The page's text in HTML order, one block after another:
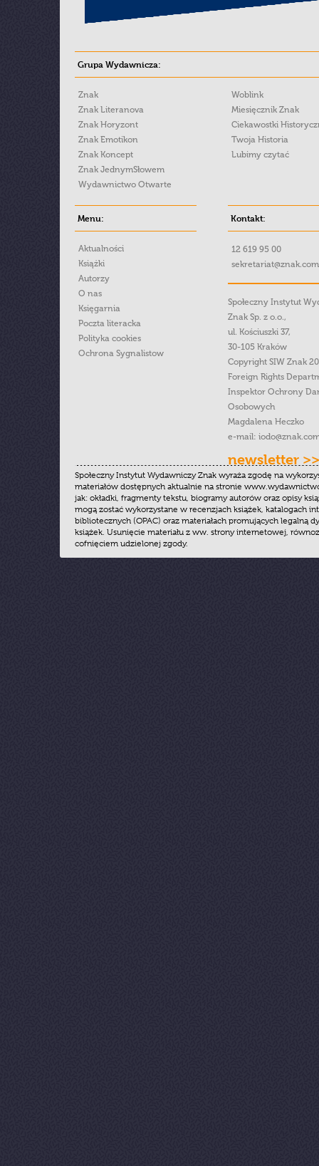
Grupa Wydawnicza:
Znak
Znak Literanova
Znak Horyzont
Znak Emotikon
Znak Koncept
Znak JednymSłowem
Wydawnictwo Otwarte
Woblink
Miesięcznik Znak
Ciekawostki
Twoja Historia
Lubimy czytać
Menu:
Aktualności
Książki
Autorzy
O nas
Księgarnia
Poczta literacka
Polityka cookies
Ochrona Sygnalistow
Kontakt:
12 619 95 00
Społeczny Instytut
Znak Sp. z o.o.,
ul. Kościuszki 37,
30-105 Kraków
Copyright SIW Znak
Foreign Rights
Inspektor Ochrony
Osobowych
Magdalena Heczko
e-mail:
newsletter >>
Społeczny Instytut Wydawniczy Znak wyraża zgodę na
materiałów dostępnych aktualnie na stronie
jak: okładki, fragmenty tekstu, biogramy autorów oraz opisy
mogą zostać wykorzystane w recenzjach książek, katalogach
bibliotecznych (OPAC) oraz materiałach promujących legalną
książek. Usunięcie materiału z ww. strony internetowej,
cofnięciem udzielonej zgody.